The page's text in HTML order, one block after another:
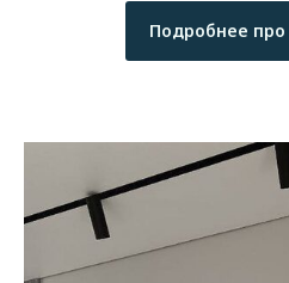
Подробнее